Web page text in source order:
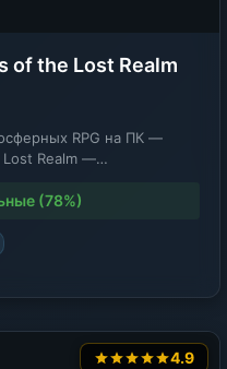
of the Lost Realm
RPG на ПК —
Lost Realm —…
(78%)
4.9